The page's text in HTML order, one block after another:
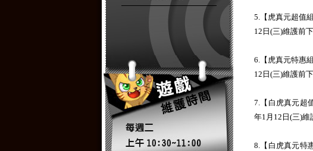
5.【虎真元超值
12日(三)維護前
6.【虎真元特惠
12日(三)維護前
7.【白虎真元超
年1月12日(三)維
8.【白虎真元特